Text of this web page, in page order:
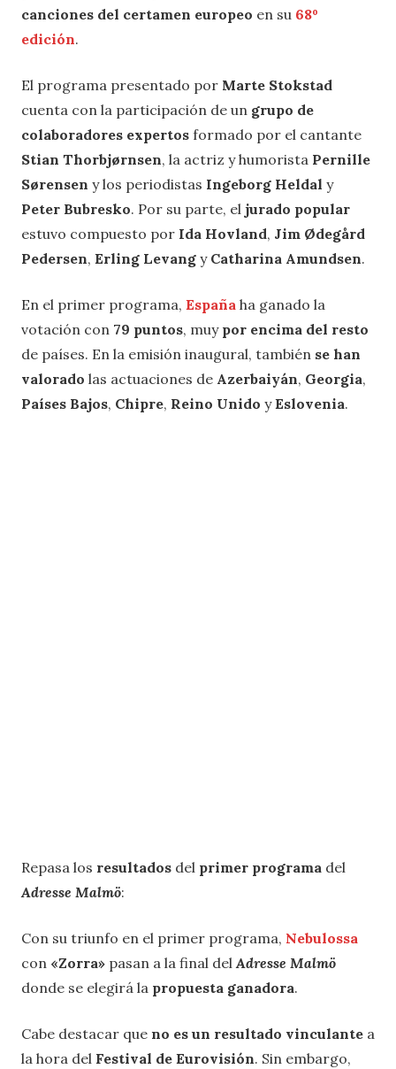
canciones del certamen europeo en su 68º
edición.
El programa presentado por Marte Stokstad
cuenta con la participación de un grupo de
colaboradores expertos formado por el cantante
Stian Thorbjørnsen, la actriz y humorista Pernille
Sørensen y los periodistas Ingeborg Heldal y
Peter Bubresko. Por su parte, el jurado popular
estuvo compuesto por Ida Hovland, Jim Ødegård
Pedersen, Erling Levang y Catharina Amundsen.
En el primer programa, España ha ganado la
votación con 79 puntos, muy por encima del resto
de países. En la emisión inaugural, también se han
valorado las actuaciones de Azerbaiyán, Georgia,
Países Bajos, Chipre, Reino Unido yEslovenia.
Repasa los resultados del primer programa del
Adresse Malmö:
Con su triunfo en el primer programa, Nebulossa
con «Zorra» pasan a la final delAdresse Malmö
donde se elegirá la propuesta ganadora.
Cabe destacar que no es un resultado vinculante a
la hora del Festival de Eurovisión. Sin embargo,